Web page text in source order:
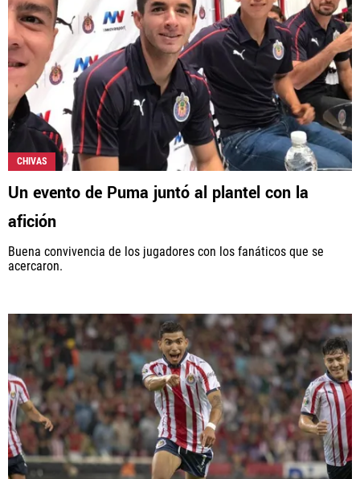
CHIVAS
Un evento de Puma juntó al plantel con la
afición
Buena convivencia de los jugadores con los fanáticos que se
acercaron.